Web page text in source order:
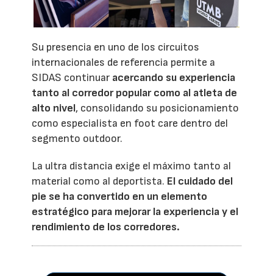
Su presencia en uno de los circuitos
internacionales de referencia permite a
SIDAS continuar acercando su experiencia
tanto al corredor popular como al atleta de
alto nivel, consolidando su posicionamiento
como especialista en foot care dentro del
segmento outdoor.
La ultra distancia exige el máximo tanto al
material como al deportista. El cuidado del
pie se ha convertido en un elemento
estratégico para mejorar la experiencia y el
rendimiento de los corredores.